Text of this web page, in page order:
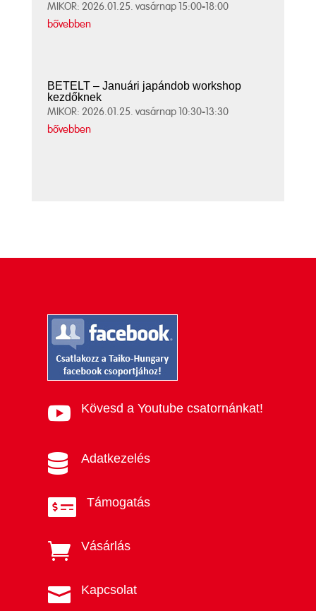
MIKOR: 2026.01.25. vasárnap 15:00-18:00
bővebben
BETELT – Januári japándob workshop
kezdőknek
MIKOR: 2026.01.25. vasárnap 10:30-13:30
bővebben
 Kövesd a Youtube csatornánkat!
 Adatkezelés
 Támogatás
 Vásárlás
 Kapcsolat